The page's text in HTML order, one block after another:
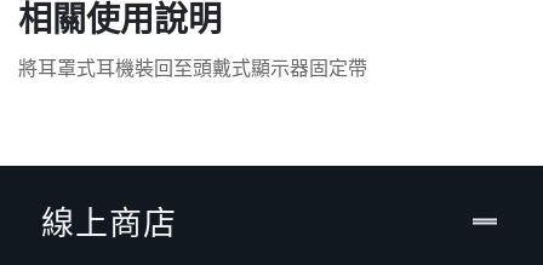
相關使用說明
將耳罩式耳機裝回至頭戴式顯示器固定帶
線上商店